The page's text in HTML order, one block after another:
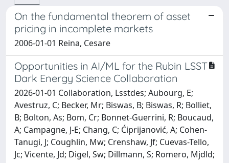
On the fundamental theorem of asset
pricing in incomplete markets
2006-01-01 Reina, Cesare
Opportunities in AI/ML for the Rubin LSST
Dark Energy Science Collaboration
2026-01-01 Collaboration, Lsstdes; Aubourg, E;
Avestruz, C; Becker, Mr; Biswas, B; Biswas, R; Bolliet,
B; Bolton, As; Bom, Cr; Bonnet-Guerrini, R; Boucaud,
A; Campagne, J-E; Chang, C; Ćiprijanović, A; Cohen-
Tanugi, J; Coughlin, Mw; Crenshaw, Jf; Cuevas-Tello,
Jc; Vicente, Jd; Digel, Sw; Dillmann, S; Romero, Mjdld;